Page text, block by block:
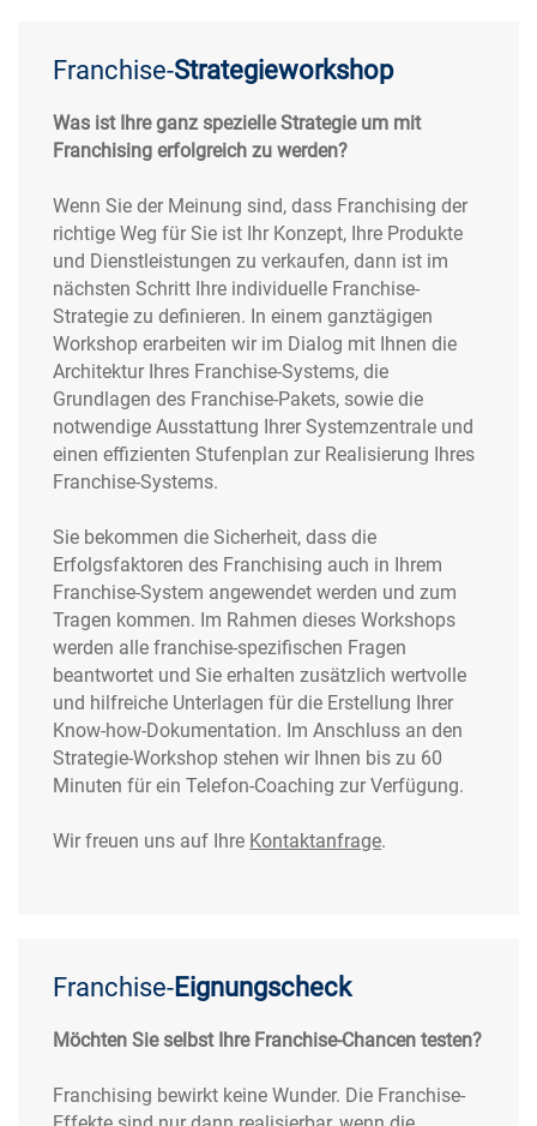
Franchise-Strategieworkshop
Was ist Ihre ganz spezielle Strategie um mit
Franchising erfolgreich zu werden?
Wenn Sie der Meinung sind, dass Franchising der
richtige Weg für Sie ist Ihr Konzept, Ihre Produkte
und Dienstleistungen zu verkaufen, dann ist im
nächsten Schritt Ihre individuelle Franchise-
Strategie zu definieren. In einem ganztägigen
Workshop erarbeiten wir im Dialog mit Ihnen die
Architektur Ihres Franchise-Systems, die
Grundlagen des Franchise-Pakets, sowie die
notwendige Ausstattung Ihrer Systemzentrale und
einen effizienten Stufenplan zur Realisierung Ihres
Franchise-Systems.
Sie bekommen die Sicherheit, dass die
Erfolgsfaktoren des Franchising auch in Ihrem
Franchise-System angewendet werden und zum
Tragen kommen. Im Rahmen dieses Workshops
werden alle franchise-spezifischen Fragen
beantwortet und Sie erhalten zusätzlich wertvolle
und hilfreiche Unterlagen für die Erstellung Ihrer
Know-how-Dokumentation. Im Anschluss an den
Strategie-Workshop stehen wir Ihnen bis zu 60
Minuten für ein Telefon-Coaching zur Verfügung.
Wir freuen uns auf Ihre Kontaktanfrage.
Franchise-Eignungscheck
Möchten Sie selbst Ihre Franchise-Chancen testen?
Franchising bewirkt keine Wunder. Die Franchise-